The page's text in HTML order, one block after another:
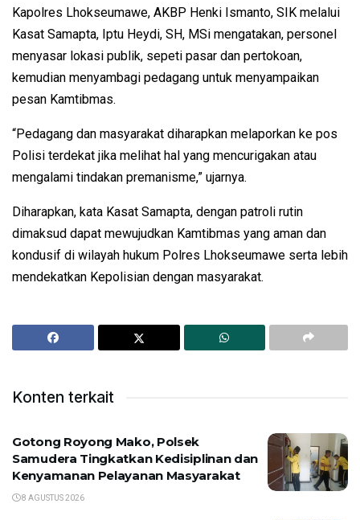
Kapolres Lhokseumawe, AKBP Henki Ismanto, SIK melalui
Kasat Samapta, Iptu Heydi, SH, MSi mengatakan, personel
menyasar lokasi publik, sepeti pasar dan pertokoan,
kemudian menyambagi pedagang untuk menyampaikan
pesan Kamtibmas.
“Pedagang dan masyarakat diharapkan melaporkan ke pos
Polisi terdekat jika melihat hal yang mencurigakan atau
mengalami tindakan premanisme,” ujarnya.
Diharapkan, kata Kasat Samapta, dengan patroli rutin
dimaksud dapat mewujudkan Kamtibmas yang aman dan
kondusif di wilayah hukum Polres Lhokseumawe serta lebih
mendekatkan Kepolisian dengan masyarakat.
Konten terkait
Gotong Royong Mako, Polsek
Samudera Tingkatkan Kedisiplinan dan
Kenyamanan Pelayanan Masyarakat
8 AGUSTUS 2026